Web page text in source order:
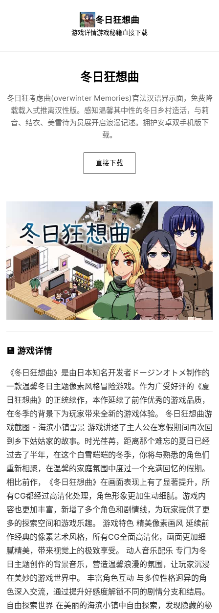
冬日狂想曲
游戏详情游戏秘籍直接下载
冬日狂想曲
冬日狂考虑曲(overwinter Memories)官法汉语界示面，免费降
载载入式推离汉性版。感知温馨其中性的冬日乡村造活，与莉
音、结衣、美雪待为员展开启浪漫记述。拥护安卓双手机版下
载。
直接下载
💾 游戏详情
《冬日狂想曲》是由日本知名开发者ドージンオトメ制作的
一款温馨冬日主题像素风格冒险游戏。作为广受好评的《夏
日狂想曲》的正统续作，本作延续了前作优秀的游戏品质，
在冬季的背景下为玩家带来全新的游戏体验。 冬日狂想曲游
戏截图 - 海滨小镇雪景 游戏讲述了主人公在寒假期间再次回
到乡下姑姑家的故事。时光荏苒，距离那个难忘的夏日已经
过去了半年，在这个白雪皑皑的冬季，你将与熟悉的角色们
重新相聚，在温馨的家庭氛围中度过一个充满回忆的假期。
相比前作，《冬日狂想曲》在画面表现上有了显著提升，所
有CG都经过高清化处理，角色形象更加生动细腻。游戏内
容也更加丰富，新增了多个角色和剧情线，为玩家提供了更
多的探索空间和游戏乐趣。 游戏特色 精美像素画风 延续前
作经典的像素艺术风格，所有CG全面高清化，画面更加细
腻精美，带来视觉上的极致享受。 动人音乐配乐 专门为冬
日主题创作的背景音乐，营造温馨浪漫的氛围，让玩家沉浸
在美妙的游戏世界中。 丰富角色互动 与多位性格迥异的角
色深入交流，通过提升好感度解锁不同的剧情分支和结局。
自由探索世界 在美丽的海滨小镇中自由探索，发现隐藏的秘